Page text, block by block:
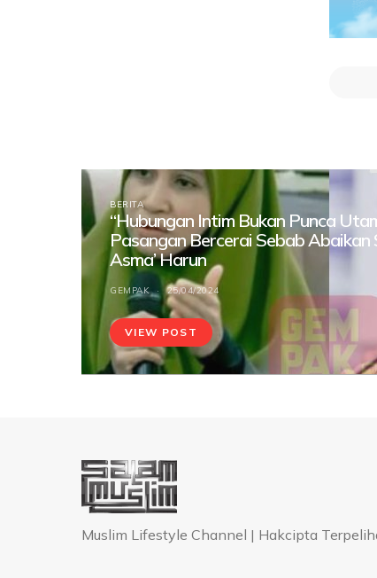
BERITA
“Hubungan Intim Bukan Punca
Pasangan Bercerai Sebab Abaikan
Asma’ Harun
GEMPAK 25/04/2024
VIEW POST
Muslim Lifestyle Channel | Hakcipta